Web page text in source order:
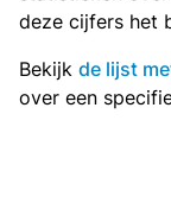
deze cijfers het
Bekijk de lijst
over een